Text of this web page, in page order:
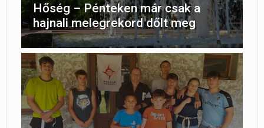
Hőség – Pénteken már csak a
hajnali melegrekord dőlt meg